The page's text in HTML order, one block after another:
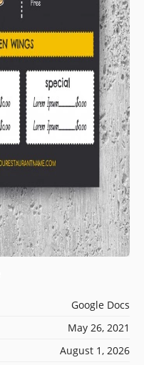
Google Docs
May 26, 2021
August 1, 2026